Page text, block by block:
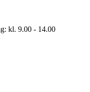
kl. 9.00 - 14.00